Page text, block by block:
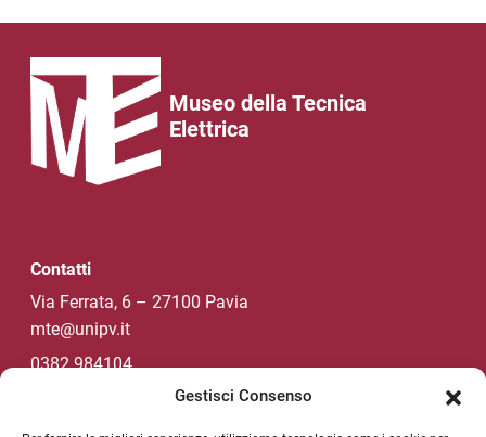
Gestisci Consenso
Museo della Tecnica
Elettrica
Contatti
Via Ferrata, 6 – 27100 Pavia
mte@unipv.it
0382 984104